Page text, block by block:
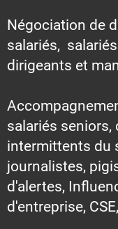
Négociation de
salariés,
dirigeants et
salariés seniors,
intermittents du
journalistes,
d'alertes,
d'entreprise,